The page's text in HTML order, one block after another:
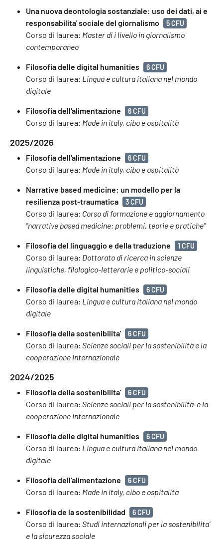
Una nuova deontologia sostanziale: uso dei dati, ai e
responsabilita' sociale del giornalismo
5 CFU
Corso di laurea: Master di i livello in giornalismo
contemporaneo
Filosofia delle digital humanities 6 CFU
Corso di laurea: Lingua e cultura italiana nel mondo
digitale
Filosofia dell'alimentazione 6 CFU
Corso di laurea: Made in italy, cibo e ospitalità
2025/2026
Filosofia dell'alimentazione 6 CFU
Corso di laurea: Made in italy, cibo e ospitalità
Narrative based medicine: un modello per la
resilienza post-traumatica
3 CFU
Corso di laurea: Corso di formazione e aggiornamento
"narrative based medicine: problemi, teorie e pratiche"
Filosofia del linguaggio e della traduzione 1 CFU
Corso di laurea: Dottorato di ricerca in scienze
linguistiche, filologico-letterarie e politico-sociali
Filosofia delle digital humanities 6 CFU
Corso di laurea: Lingua e cultura italiana nel mondo
digitale
Filosofia della sostenibilita' 6 CFU
Corso di laurea: Scienze sociali per la sostenibilità e la
cooperazione internazionale
2024/2025
Filosofia della sostenibilita' 6 CFU
Corso di laurea: Scienze sociali per la sostenibilità e la
cooperazione internazionale
Filosofia delle digital humanities 6 CFU
Corso di laurea: Lingua e cultura italiana nel mondo
digitale
Filosofia dell'alimentazione 6 CFU
Corso di laurea: Made in italy, cibo e ospitalità
Filosofia de la sostenibilidad 6 CFU
Corso di laurea: Studi internazionali per la sostenibilita'
e la sicurezza sociale